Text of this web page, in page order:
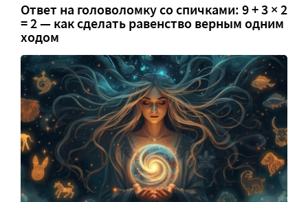
Ответ на головоломку со спичками: 9 + 3 × 2
= 2 — как сделать равенство верным одним
ходом